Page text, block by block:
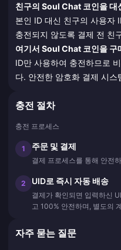
친구의 Soul Chat 코인을 대
본인 ID 대신 친구의 사용자
충전되지 않도록 결제 전 친
여기서 Soul Chat 코인을 구
ID만 사용하여 충전하므로
다. 안전한 암호화 결제 시
충전 절차
충전 프로세스
1 주문 및 결제
결제 프로세스를 통해 안전
2 UID로 즉시 자동 배송
결제가 확인되면 입력하신
고 100% 안전하며, 별도의
자주 묻는 질문